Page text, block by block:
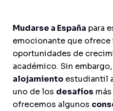
Mudarse a España para
emocionante que ofrece
oportunidades de
académico. Sin embargo,
alojamiento estudiantil
uno de los desafíos
ofrecemos algunos